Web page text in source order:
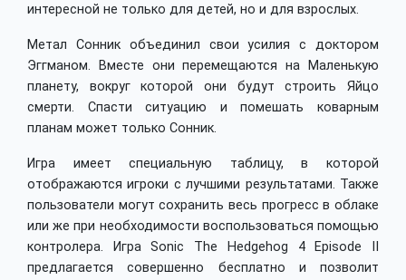
интересной не только для детей, но и для взрослых.
Метал Сонник объединил свои усилия с доктором
Эггманом. Вместе они перемещаются на Маленькую
планету, вокруг которой они будут строить Яйцо
смерти. Спасти ситуацию и помешать коварным
планам может только Сонник.
Игра имеет специальную таблицу, в которой
отображаются игроки с лучшими результатами. Также
пользователи могут сохранить весь прогресс в облаке
или же при необходимости воспользоваться помощью
контролера. Игра Sonic The Hedgehog 4 Episode II
предлагается совершенно бесплатно и позволит